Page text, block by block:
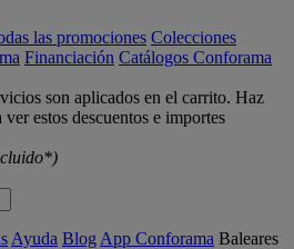
las promociones Colecciones
Financiación Catálogos Conforama
son aplicados en el carrito. Haz
estos descuentos e importes
Ayuda Blog App Conforama Baleares